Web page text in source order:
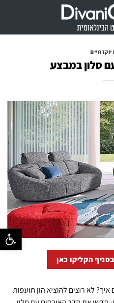
פתח
יוקרתיים
סלון במבצע
הקליקו כאן
לא רוצים להוציא הון תועפות